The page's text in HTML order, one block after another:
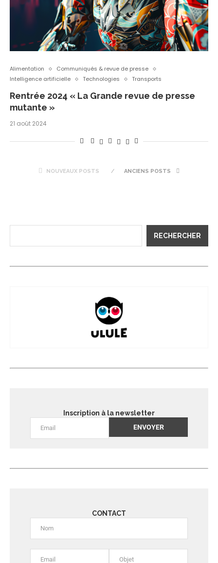
Alimentation
Communiqués & revue de presse
Intelligence artificielle
Technologies Transports
Rentrée 2024 « La Grande revue de presse
mutante »
21 août 2024
NOUVEAUX POSTS ANCIENS POSTS
RECHERCHER
Inscription à la newsletter
CONTACT